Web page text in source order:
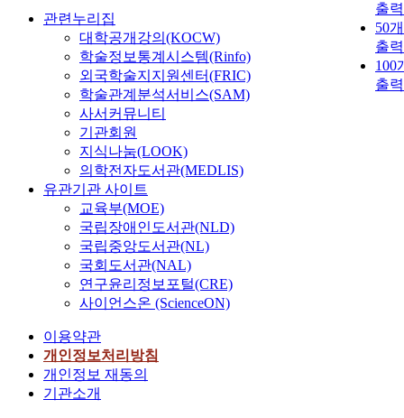
출력
50
출력
100
출력
관련누리집
대학공개강의(KOCW)
학술정보통계시스템(Rinfo)
외국학술지지원센터(FRIC)
학술관계분석서비스(SAM)
사서커뮤니티
기관회원
지식나눔(LOOK)
의학전자도서관(MEDLIS)
유관기관 사이트
교육부(MOE)
국립장애인도서관(NLD)
국립중앙도서관(NL)
국회도서관(NAL)
연구윤리정보포털(CRE)
사이언스온 (ScienceON)
이용약관
개인정보처리방침
개인정보 재동의
기관소개